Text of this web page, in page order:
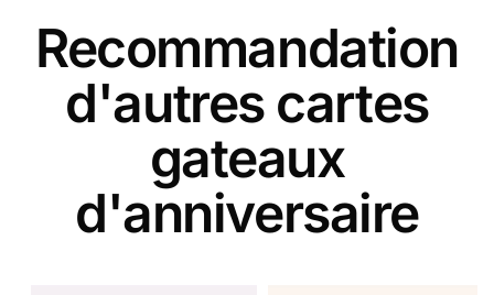
Recommandation
d'autres cartes
gateaux
d'anniversaire